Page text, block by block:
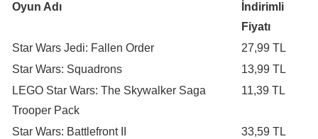
Oyun Adı
İndirimli
Fiyatı
Star Wars Jedi: Fallen Order
27,99 TL
Star Wars: Squadrons
13,99 TL
LEGO Star Wars: The Skywalker Saga
Trooper Pack
11,39 TL
Star Wars: Battlefront II
33,59 TL